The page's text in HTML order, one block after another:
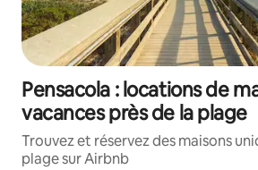
Pensacola : locations de
vacances près de la plage
Trouvez et réservez des maisons
plage sur Airbnb